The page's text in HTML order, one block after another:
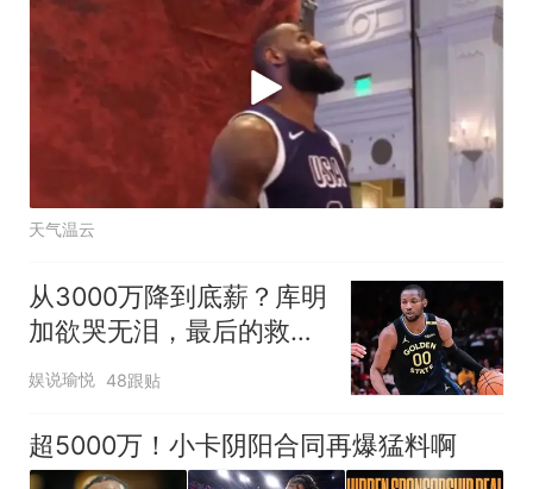
天气温云
从3000万降到底薪？库明
加欲哭无泪，最后的救星
湖人也犯了难
娱说瑜悦 48跟贴
超5000万！小卡阴阳合同再爆猛料啊